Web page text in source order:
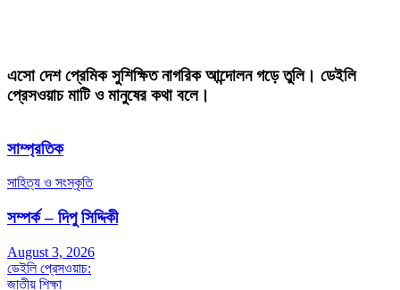
এসো দেশ প্রেমিক সুশিক্ষিত নাগরিক আন্দোলন গড়ে তুলি। ডেইলি
প্রেসওয়াচ মাটি ও মানুষের কথা বলে।
সাম্প্রতিক
সাহিত্য ও সংস্কৃতি
সম্পর্ক – দিপু সিদ্দিকী
August 3, 2026
ডেইলি প্রেসওয়াচ:
জাতীয় শিক্ষা